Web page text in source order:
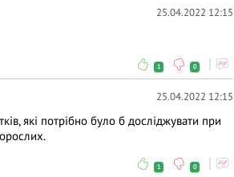
25.04.2022 12:15
1 0
25.04.2022 12:15
які потрібно було б досліджувати при
1 0